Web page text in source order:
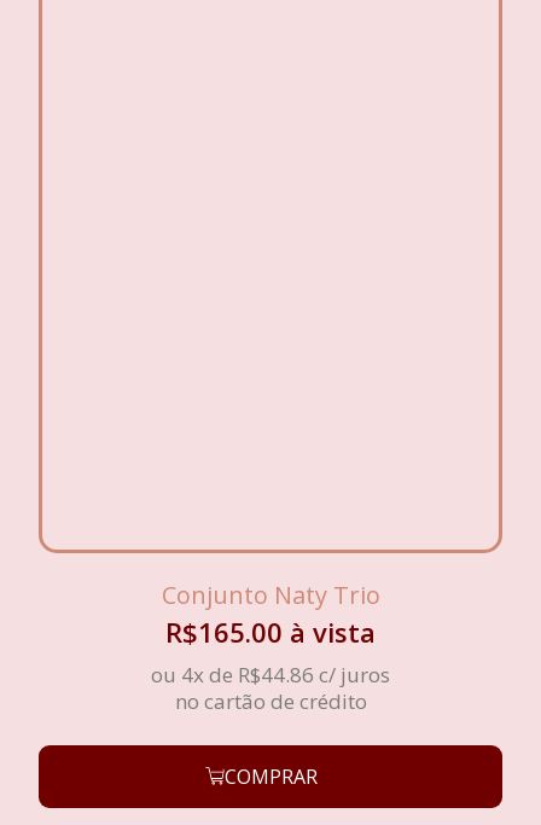
Conjunto Naty Trio
R$165.00 à vista
ou 4x de R$44.86 c/ juros
no cartão de crédito
COMPRAR